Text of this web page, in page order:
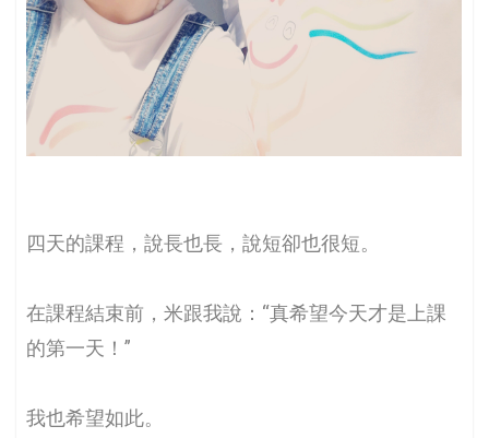
四天的課程，說長也長，說短卻也很短。
在課程結束前，米跟我說：“真希望今天才是上課
的第一天！”
我也希望如此。